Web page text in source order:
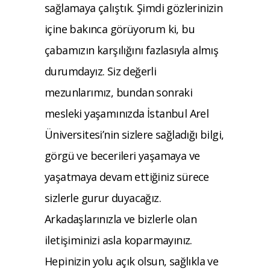
sağlamaya çalıştık. Şimdi gözlerinizin
içine bakınca görüyorum ki, bu
çabamızın karşılığını fazlasıyla almış
durumdayız. Siz değerli
mezunlarımız, bundan sonraki
mesleki yaşamınızda İstanbul Arel
Üniversitesi’nin sizlere sağladığı bilgi,
görgü ve becerileri yaşamaya ve
yaşatmaya devam ettiğiniz sürece
sizlerle gurur duyacağız.
Arkadaşlarınızla ve bizlerle olan
iletişiminizi asla koparmayınız.
Hepinizin yolu açık olsun, sağlıkla ve